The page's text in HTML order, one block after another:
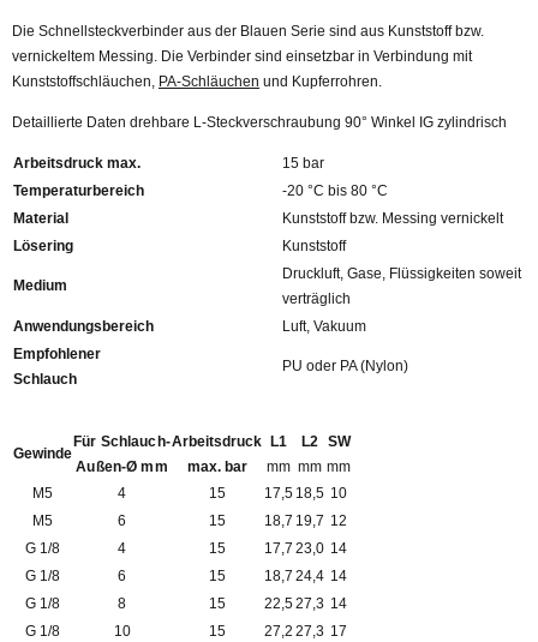
Die Schnellsteckverbinder aus der Blauen Serie sind aus Kunststoff bzw.
vernickeltem Messing. Die Verbinder sind einsetzbar in Verbindung mit
Kunststoffschläuchen, PA-Schläuchen und Kupferrohren.
Detaillierte Daten drehbare L-Steckverschraubung 90° Winkel IG zylindrisch
Arbeitsdruck max.
15 bar
Temperaturbereich
-20 °C bis 80 °C
Material
Kunststoff bzw. Messing vernickelt
Lösering
Kunststoff
Medium
Druckluft, Gase, Flüssigkeiten soweit
verträglich
Anwendungsbereich
Luft, Vakuum
Empfohlener
Schlauch
PU oder PA (Nylon)
Gewinde
Für Schlauch-
Außen-Ø mm
Arbeitsdruck
max. bar
L1
mm
L2
mm
SW
mm
M5
4 15 17,5 18,5 10
M5
6 15 18,7 19,7 12
G 1/8
4 15 17,7 23,0 14
G 1/8
6 15 18,7 24,4 14
G 1/8
8 15 22,527,3 14
G 1/8
10 15 27,2 27,3 17